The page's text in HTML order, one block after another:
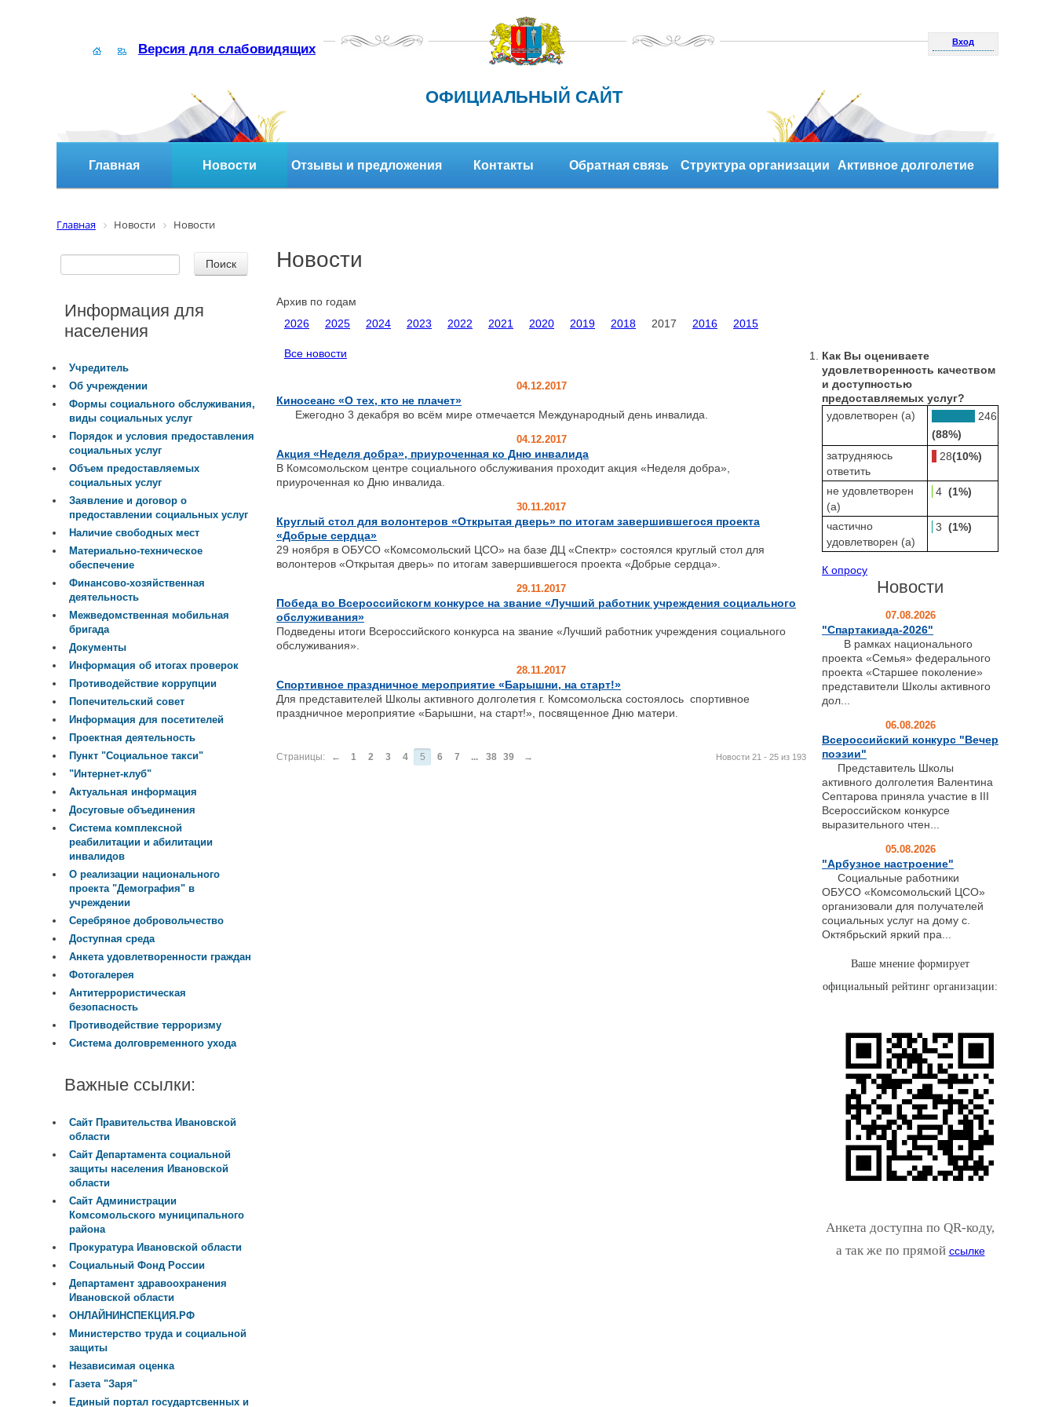
Версия для слабовидящих Вход
ОФИЦИАЛЬНЫЙ САЙТ
Главная Новости Отзывы и предложения Контакты Обратная связь Структура организации Активное долголетие
Главная Новости Новости
Новости
Архив по годам
2026
2025 2024 2023 2022 2021 2020 2019 2018 2017 2016 2015
Все новости
04.12.2017
Киносеанс «О тех, кто не плачет»
Ежегодно 3 декабря во всём мире отмечается Международный день инвалида.
04.12.2017
Акция «Неделя добра», приуроченная ко Дню инвалида
В Комсомольском центре социального обслуживания проходит акция «Неделя добра»,
приуроченная ко Дню инвалида.
30.11.2017
Круглый стол для волонтеров «Открытая дверь» по итогам завершившегося проекта
«Добрые сердца»
29 ноября в ОБУСО «Комсомольский ЦСО» на базе ДЦ «Спектр» состоялся круглый стол для
волонтеров «Открытая дверь» по итогам завершившегося проекта «Добрые сердца».
29.11.2017
Победа во Всероссийскогм конкурсе на звание «Лучший работник учреждения социального
обслуживания»
Подведены итоги Всероссийского конкурса на звание «Лучший работник учреждения социального
обслуживания».
28.11.2017
Спортивное праздничное мероприятие «Барышни, на старт!»
Для представителей Школы активного долголетия г. Комсомольска состоялось спортивное
праздничное мероприятие «Барышни, на старт!», посвященное Дню матери.
Новости 21 - 25 из 193
Страницы: ← 1 2 3 4 5 6 7 ... 38 39 →
Информация для
населения
Учредитель
Об учреждении
Формы социального обслуживания,
виды социальных услуг
Порядок и условия предоставления
социальных услуг
Объем предоставляемых
социальных услуг
Заявление и договор о
предоставлении социальных услуг
Наличие свободных мест
Материально-техническое
обеспечение
Финансово-хозяйственная
деятельность
Межведомственная мобильная
бригада
Документы
Информация об итогах проверок
Противодействие коррупции
Попечительский совет
Информация для посетителей
Проектная деятельность
Пункт "Социальное такси"
"Интернет-клуб"
Актуальная информация
Досуговые объединения
Система комплексной
реабилитации и абилитации
инвалидов
О реализации национального
проекта "Демография" в
учреждении
Серебряное добровольчество
Доступная среда
Анкета удовлетворенности граждан
Фотогалерея
Антитеррористическая
безопасность
Противодействие терроризму
Система долговременного ухода
Важные ссылки:
Сайт Правительства Ивановской
области
Сайт Департамента социальной
защиты населения Ивановской
области
Сайт Администрации
Комсомольского муниципального
района
Прокуратура Ивановской области
Социальный Фонд России
Департамент здравоохранения
Ивановской области
ОНЛАЙНИНСПЕКЦИЯ.РФ
Министерство труда и социальной
защиты
Независимая оценка
Газета "Заря"
Единый портал государтсвенных и
Как Вы оцениваете
удовлетворенность качеством
и доступностью
предоставляемых услуг?
удовлетворен (а)
246
(88%)
затрудняюсь
ответить
28(10%)
не удовлетворен
(а)
4 (1%)
частично
удовлетворен (а)
3 (1%)
К опросу
Новости
07.08.2026
"Спартакиада-2026"
В рамках национального
проекта «Семья» федерального
проекта «Старшее поколение»
представители Школы активного
дол...
06.08.2026
Всероссийский конкурс "Вечер
поэзии"
Представитель Школы
активного долголетия Валентина
Септарова приняла участие в III
Всероссийском конкурсе
выразительного чтен...
05.08.2026
"Арбузное настроение"
Социальные работники
ОБУСО «Комсомольский ЦСО»
организовали для получателей
социальных услуг на дому с.
Октябрьский яркий пра...
Ваше мнение формирует
официальный рейтинг организации:
Анкета доступна по QR-коду,
а так же по прямой ссылке